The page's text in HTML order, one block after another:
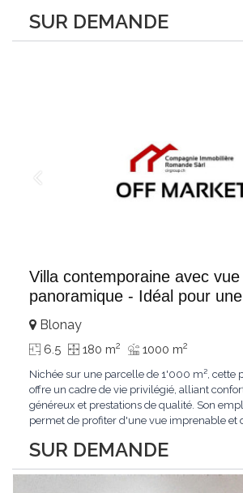
SUR DEMANDE
remarquable.L'espace de vie s'ouvre sur un
un véritable...
Villa contemporaine avec vue
panoramique - Idéal pour
SUR DEMANDE
Blonay
6.5 180 m2 1000 m2
Nichée sur une parcelle de 1'000 m², cette
offre un cadre de vie privilégié, alliant
généreux et prestations de qualité. Son
permet de profiter d'une vue imprenable et
excavé, cette villa propose une surface
de 260 m², soigneusement...